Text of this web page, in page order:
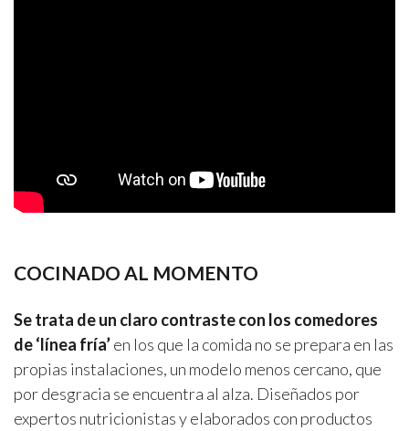
COCINADO AL MOMENTO
Se trata de un claro contraste con los comedores
de ‘línea fría’en los que la comida no se prepara en las
propias instalaciones, un modelo menos cercano, que
por desgracia se encuentra al alza. Diseñados por
expertos nutricionistas y elaborados con productos